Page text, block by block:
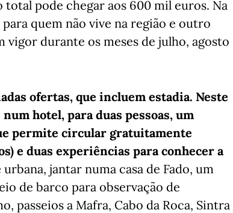
pode chegar aos 600 mil euros. Na
quem não vive na região e outro
vigor durante os meses de julho, agosto
ofertas, que incluem estadia. Neste
hotel, para duas pessoas, um
permite circular gratuitamente
e duas experiências para conhecer a
jantar numa casa de Fado, um
de barco para observação de
passeios a Mafra, Cabo da Roca, Sintra